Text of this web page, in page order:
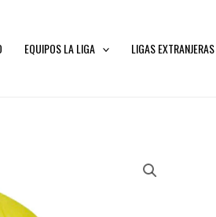
EQUIPOS LA LIGA LIGAS EXTRANJERAS